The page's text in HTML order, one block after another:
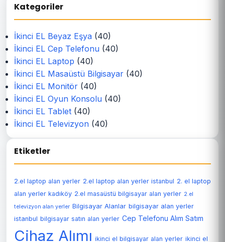
Kategoriler
İkinci EL Beyaz Eşya (40)
İkinci EL Cep Telefonu (40)
İkinci EL Laptop (40)
İkinci EL Masaüstü Bilgisayar (40)
İkinci EL Monitör (40)
İkinci EL Oyun Konsolu (40)
İkinci EL Tablet (40)
İkinci EL Televizyon (40)
Etiketler
2.el laptop alan yerler 2.el laptop alan yerler istanbul 2. el laptop
alan yerler kadıköy 2.el masaüstü bilgisayar alan yerler 2.el
televizyon alan yerler Bilgisayar Alanlar bilgisayar alan yerler
istanbul bilgisayar satın alan yerler Cep Telefonu Alım Satım
Cihaz Alımı ikinci el bilgisayar alan yerler ikinci el